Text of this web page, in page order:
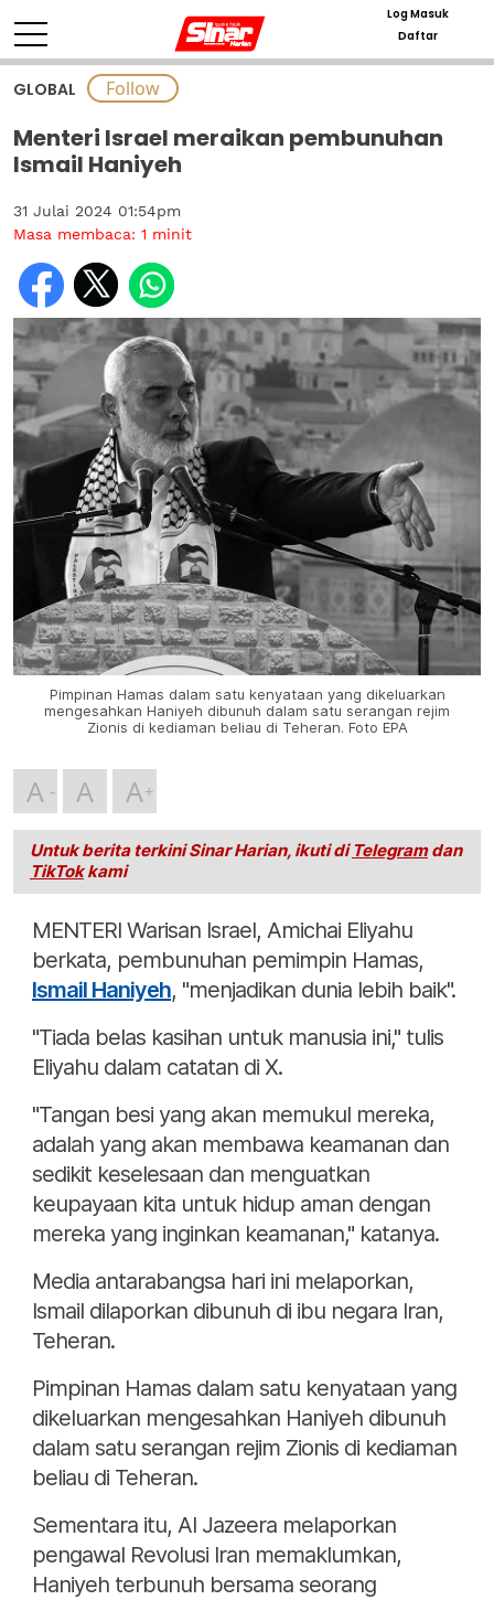
Log Masuk
Daftar
GLOBAL
Menteri Israel meraikan pembunuhan
Ismail Haniyeh
31 Julai 2024 01:54pm
Masa membaca: 1 minit
Pimpinan Hamas dalam satu kenyataan yang dikeluarkan
mengesahkan Haniyeh dibunuh dalam satu serangan rejim
Zionis di kediaman beliau di Teheran. Foto EPA
A A A
Untuk berita terkini Sinar Harian, ikuti di Telegramdan
TikTokkami
MENTERI Warisan Israel, Amichai Eliyahu
berkata, pembunuhan pemimpin Hamas,
Ismail Haniyeh, "menjadikan dunia lebih baik".
"Tiada belas kasihan untuk manusia ini," tulis
Eliyahu dalam catatan di X.
"Tangan besi yang akan memukul mereka,
adalah yang akan membawa keamanan dan
sedikit keselesaan dan menguatkan
keupayaan kita untuk hidup aman dengan
mereka yang inginkan keamanan," katanya.
Media antarabangsa hari ini melaporkan,
Ismail dilaporkan dibunuh di ibu negara Iran,
Teheran.
Pimpinan Hamas dalam satu kenyataan yang
dikeluarkan mengesahkan Haniyeh dibunuh
dalam satu serangan rejim Zionis di kediaman
beliau di Teheran.
Sementara itu, Al Jazeera melaporkan
pengawal Revolusi Iran memaklumkan,
Haniyeh terbunuh bersama seorang